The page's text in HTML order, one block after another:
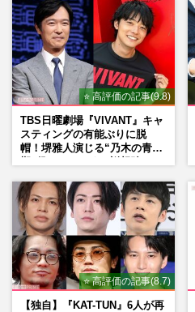
⭐ 高評価の記事(9.8)
TBS日曜劇場『VIVANT』キャ
スティングの有能ぶりに脱
帽！堺雅人演じる“乃木の青年
マン長男・櫻井海音だった
⭐ 高評価の記事(8.7)
【独自】『KAT-TUN』6人が再